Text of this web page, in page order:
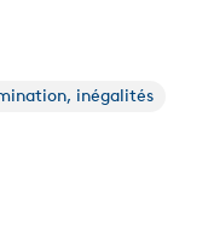
inégalités